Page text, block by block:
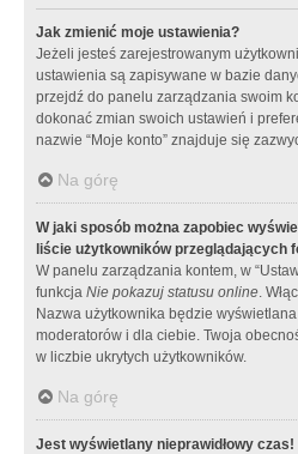
Jak zmienić moje ustawienia?
Jeżeli jesteś zarejestrowanym
ustawienia są zapisywane w bazie
przejdź do panelu zarządzania swoim
dokonać zmian swoich ustawień i
nazwie “Moje konto” znajduje się
Na górę
W jaki sposób można zapobiec
liście użytkowników przeglądających
W panelu zarządzania kontem, w
funkcja Nie pokazuj statusu online.
Nazwa użytkownika będzie
moderatorów i dla ciebie. Twoja
w liczbie ukrytych użytkowników.
Na górę
Jest wyświetlany nieprawidłowy czas!